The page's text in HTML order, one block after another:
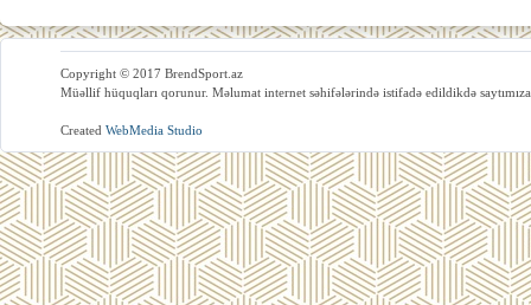
Copyright © 2017 BrendSport.az
Müəllif hüquqları qorunur. Məlumat internet səhifələrində istifadə edildikdə
Created WebMedia Studio